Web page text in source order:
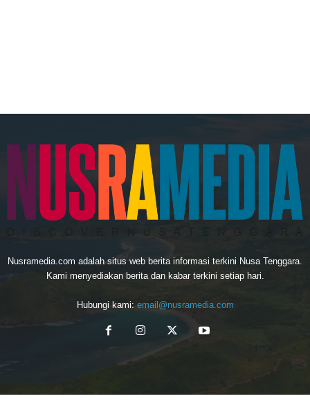
Nusramedia.com adalah situs web berita informasi terkini Nusa Tenggara.
Kami menyediakan berita dan kabar terkini setiap hari.
Hubungi kami: email@nusramedia.com